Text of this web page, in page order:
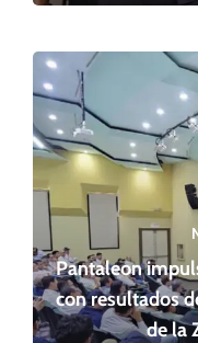
Pantaleon
con resultados
de la